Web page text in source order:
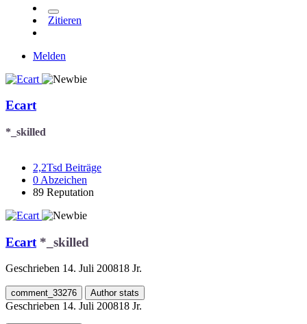
Zitieren
Melden
Ecart
*_skilled
2,2Tsd Beiträge
0 Abzeichen
89 Reputation
Ecart *_skilled
Geschrieben 14. Juli 200818 Jr.
comment_33276 Author stats
Geschrieben 14. Juli 200818 Jr.